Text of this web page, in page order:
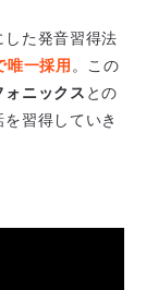
た発音習得法
唯一採用 。この
ォニックス との
習得していき